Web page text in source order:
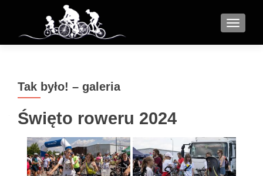
MENU
Tak było! – galeria
Święto roweru 2024